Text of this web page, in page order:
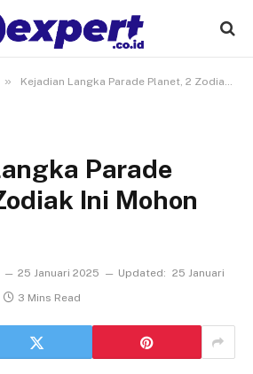
» Kejadian Langka Parade Planet, 2 Zodiak Ini Mohon Waspada
Parade
Ini Mohon
25 Januari 2025 Updated: 25 Januari
3 Mins Read